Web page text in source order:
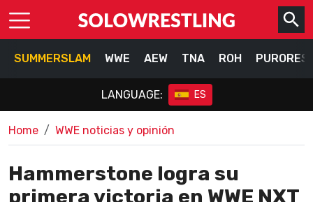
SUMMERSLAM WWE AEW TNA ROH
LANGUAGE: ES
Home WWE noticias y opinión
Hammerstone logra su
primera victoria en WWE NXT